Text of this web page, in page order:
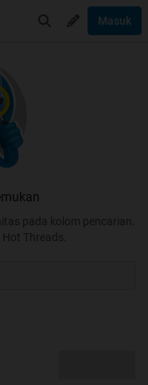
Masuk
pada kolom pencarian.
Threads.